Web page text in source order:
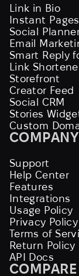
Link in Bio
Instant Pages
Social
Email
Smart Reply
Link
Storefront
Creator Feed
Social CRM
Stories
Custom
COMPANY
Support
Help Center
Features
Integrations
Usage Policy
Privacy Policy
Terms of
Return Policy
API Docs
COMPARE